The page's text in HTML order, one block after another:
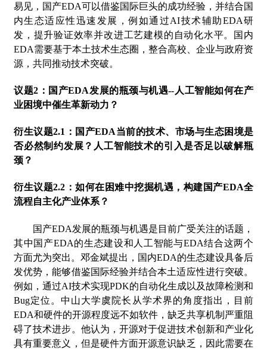
易见，国产EDA可以借鉴国际巨头的成功经验，并结合国
内生态适应性迅速发展，例如通过AI技术辅助EDA研
发，提升验证效率并改进工艺建模的自动化水平。国内
EDA需要基于本土技术生态圈，整合高校、企业与政府资
源，共同推动技术突破。
议题2：国产EDA发展的瓶颈与机遇--人工智能如何在产
业困境中催生革新动力？
衍生议题2.1：国产EDA当前的技术、市场与生态困境是
否必然制约发展？人工智能技术的引入是否足以破解瓶
颈？
衍生议题2.2：如何在困难中挖掘机遇，构建国产EDA全
流程自主化产业体系？
国产EDA发展的瓶颈与机遇是目前广受关注的话题，
其中国产EDA的生态建设和人工智能与EDA结合这两个
方面尤为突出。 邓金斌提出，国内EDA的生态建设具备后
发优势，能够借鉴国际经验并结合本土适应性进行突破。
例如，通过AI技术实现PDK的自动化生成以及故障检测和
Bug定位。中山大学虞院长 从学术界的角度指出，目前
EDA和硬件的开源程度远不如软件，缺乏共享机制严重阻
碍了技术进步。他认为，开源对于促进技术创新和产业化
具有重要意义，但是硬件方面开源意识缺乏，因此需要在